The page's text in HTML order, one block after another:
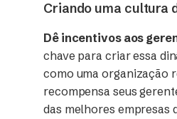
Criando uma cultura
Dê incentivos aos
chave para criar essa
como uma organização
recompensa seus
das melhores empresas